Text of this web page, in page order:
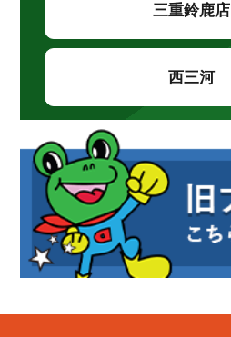
三重鈴鹿店
西三河